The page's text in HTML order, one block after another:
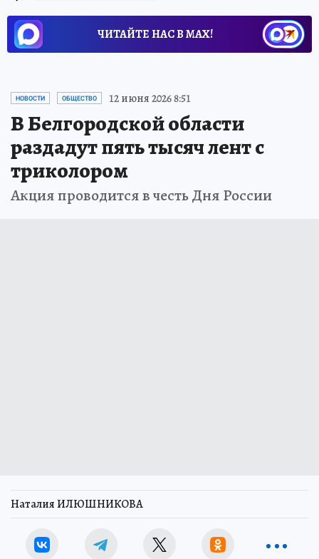
ЧИТАЙТЕ НАС В МАХ!
НОВОСТИ ОБЩЕСТВО 12 июня 2026 8:51
В Белгородской области
раздадут пять тысяч лент с
триколором
Акция проводится в честь Дня России
Наталия ИЛЮШНИКОВА